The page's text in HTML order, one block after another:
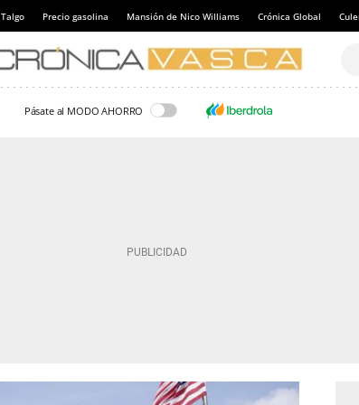
Talgo Precio gasolina Mansión de Nico Williams Crónica Global
Pásate al MODO AHORRO